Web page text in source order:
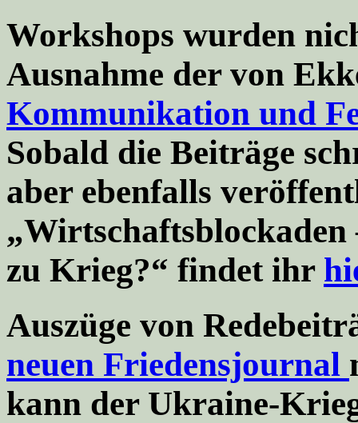
Workshops wurden
Ausnahme der von
Kommunikation und
Sobald die Beiträge
aber ebenfalls
zu Krieg?“ findet ihr
Auszüge von
neuen Friedensjournal
kann der Ukraine-